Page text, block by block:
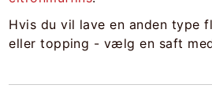
Hvis du vil lave en anden type
eller topping - vælg en saft